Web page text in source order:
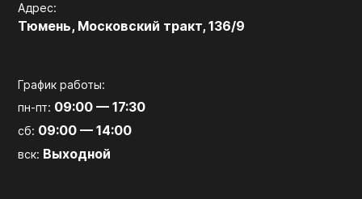
Адрес:
Тюмень, Московский тракт, 136/9
График работы:
пн-пт: 09:00 — 17:30
сб: 09:00 — 14:00
вск: Выходной